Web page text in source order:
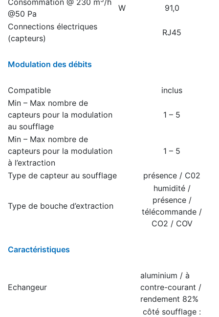
@50 Pa
W
91,0
Connections électriques
(capteurs)
RJ45
Modulation des débits
Compatible
inclus
Min – Max nombre de
capteurs pour la modulation
au soufflage
1 – 5
Min – Max nombre de
capteurs pour la modulation
à l’extraction
1 – 5
Type de capteur au soufflage présence / C02
Type de bouche d’extraction
humidité /
présence /
télécommande /
CO2 / COV
Caractéristiques
Echangeur
aluminium / à
contre-courant /
rendement 82%
côté soufflage :